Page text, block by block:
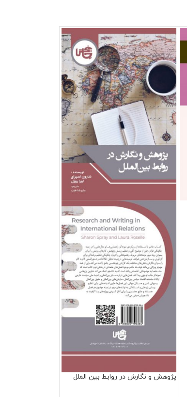
پژوهش و نگارش در روابط بین الملل